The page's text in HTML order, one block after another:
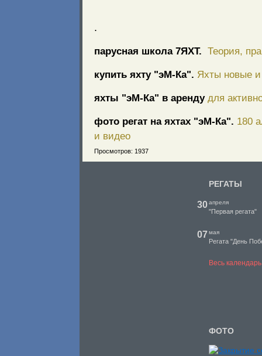
.
парусная школа 7ЯХТ. Теория,
купить яхту "эМ-Ка". Яхты новые и
яхты "эМ-Ка" в аренду для
фото регат на яхтах "эМ-Ка". 180
и видео
Просмотров: 1937
РЕГАТЫ
30апреля
"Первая регата"
07мая
Регата "День
Весь
ФОТО